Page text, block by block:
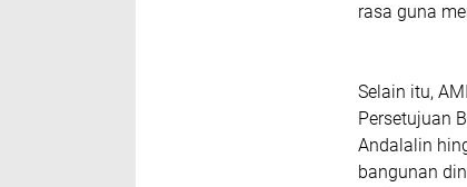
rasa guna
Selain itu,
Persetujuan
Andalalin
bangunan